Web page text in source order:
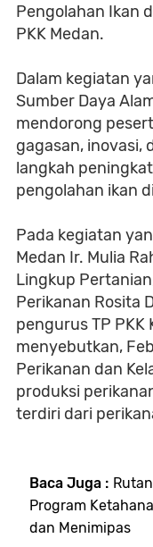
Pengolahan Ikan
PKK Medan.
Dalam kegiatan
Sumber Daya
mendorong
gagasan, inovasi,
langkah
pengolahan ikan
Pada kegiatan
Medan Ir. Mulia
Lingkup
Perikanan Rosita
pengurus TP PKK
menyebutkan,
Perikanan dan
produksi
terdiri dari
Baca Juga :
Program
dan Menimipas